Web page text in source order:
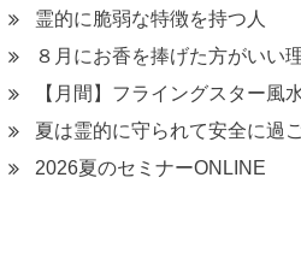
霊的に脆弱な特徴を持つ人
８月にお香を捧げた方がいい
【月間】フライングスター風
夏は霊的に守られて安全に過
2026夏のセミナーONLINE